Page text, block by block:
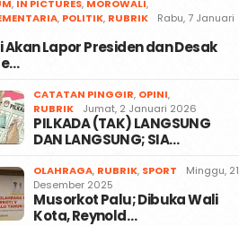
, IN PICTURES, MOROWALI,
, POLITIK, RUBRIK
Rabu, 7 Januari
Akan Lapor Presiden dan Desak
CATATAN PINGGIR, OPINI,
RUBRIK
Jumat, 2 Januari 2026
PILKADA (TAK) LANGSUNG
DAN LANGSUNG; SIA…
OLAHRAGA, RUBRIK, SPORT
Minggu, 21
Desember 2025
Musorkot Palu; Dibuka Wali
Kota, Reynold…